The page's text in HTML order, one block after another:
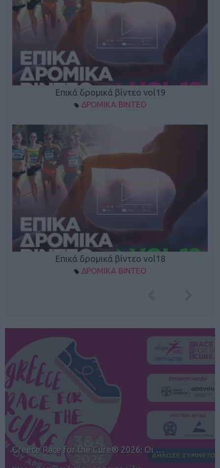
Επικά δρομικά βίντεο vol19
ΔΡΟΜΙΚΑ ΒΙΝΤΕΟ
Επικά δρομικά βίντεο vol18
ΔΡΟΜΙΚΑ ΒΙΝΤΕΟ
12ος TUI Rhodes Marathon: Άνοιγμα ε…